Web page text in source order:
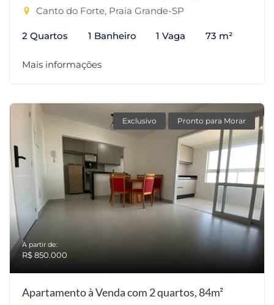
Canto do Forte, Praia Grande-SP
2 Quartos 1 Banheiro 1 Vaga 73 m²
Mais informações
Exclusivo Pronto para Morar
A partir de:
R$ 850.000
Apartamento à Venda com 2 quartos, 84m²